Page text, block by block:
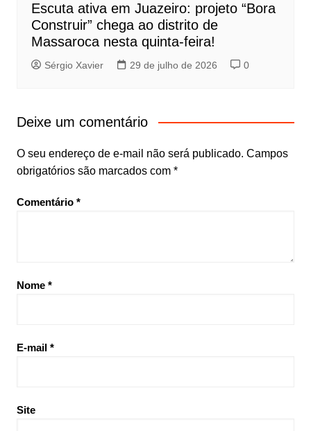
Escuta ativa em Juazeiro: projeto “Bora
Construir” chega ao distrito de
Massaroca nesta quinta-feira!
Sérgio Xavier 29 de julho de 2026 0
Deixe um comentário
O seu endereço de e-mail não será publicado. Campos
obrigatórios são marcados com *
Comentário *
Nome *
E-mail *
Site